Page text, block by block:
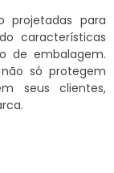
projetadas para
características
de embalagem.
só protegem
seus clientes,